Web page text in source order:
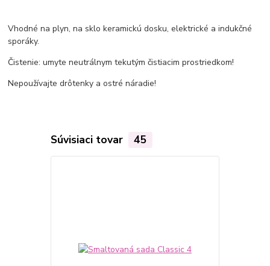
Vhodné na plyn, na sklo keramickú dosku, elektrické a indukčné
sporáky.
Čistenie: umyte neutrálnym tekutým čistiacim prostriedkom!
Nepoužívajte drôtenky a ostré náradie!
Súvisiaci tovar 45